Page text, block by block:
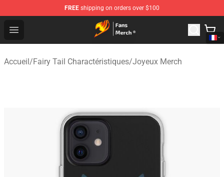
FREE shipping on orders over $100
Open menu
Fairy Tail Store - Official Fairy Tail Merchandise Shop
Accueil/Fairy Tail Charactéristiques/Joyeux Merch